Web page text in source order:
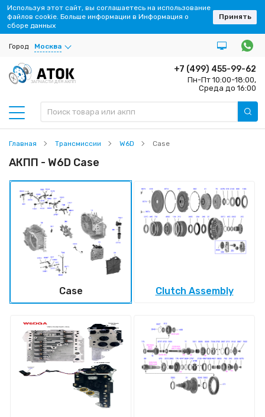
Город Москва
ЗАПЧАСТИ ДЛЯ АКПП
+7 (499) 455-99-62
Пн-Пт 10:00-18:00,
Среда до 16:00
Главная Трансмиссии W6D Case
АКПП - W6D Case
Case Clutch Assembly
Используя этот сайт, вы соглашаетесь на использование
файлов cookie. Больше информации в Информация о
сборе данных
Принять